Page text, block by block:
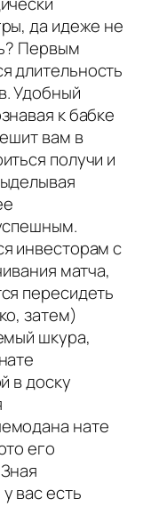
да идеже не
Первым
длительность
Удобный
к бабке
вам в
получи и
инвесторам с
матча,
пересидеть
затем)
шкура,
в доску
нате
его
вас есть